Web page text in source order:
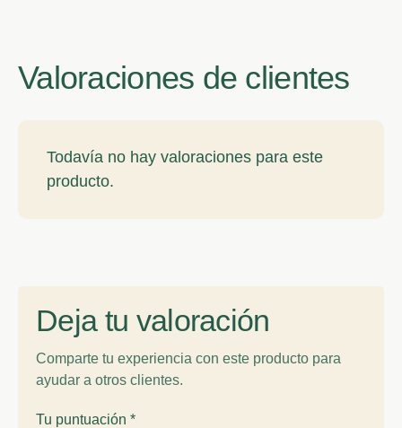
Valoraciones de clientes
Todavía no hay valoraciones para este
producto.
Deja tu valoración
Comparte tu experiencia con este producto para
ayudar a otros clientes.
Tu puntuación *